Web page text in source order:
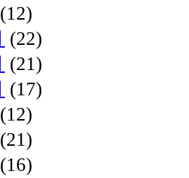
(12)
(22)
(21)
(17)
(12)
(21)
(16)